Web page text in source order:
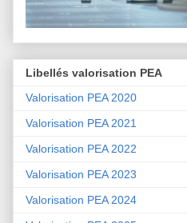
Libellés valorisation PEA
Valorisation PEA 2020
Valorisation PEA 2021
Valorisation PEA 2022
Valorisation PEA 2023
Valorisation PEA 2024